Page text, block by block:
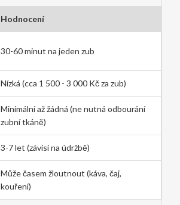
Hodnocení
30-60 minut na jeden zub
Nízká (cca 1 500 - 3 000 Kč za zub)
Minimální až žádná (ne nutná odbourání
zubní tkáně)
3-7 let (závisí na údržbě)
Může časem žloutnout (káva, čaj,
kouření)